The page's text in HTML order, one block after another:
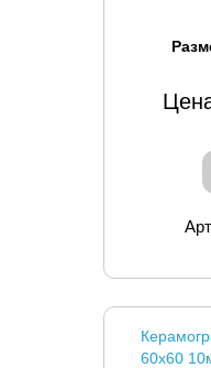
60x60